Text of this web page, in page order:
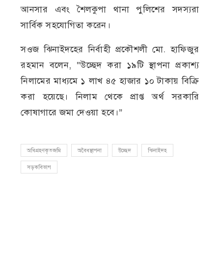
আনসার এবং শৈলকুপা থানা পুলিশের সদস্যরা
সার্বিক সহযোগিতা করেন।
সওজ ঝিনাইদহের নির্বাহী প্রকৌশলী মো. হাফিজুর
রহমান বলেন, “উচ্ছেদ করা ১৯টি স্থাপনা প্রকাশ্য
নিলামের মাধ্যমে ১ লাখ ৪৫ হাজার ১০ টাকায় বিক্রি
করা হয়েছে। নিলাম থেকে প্রাপ্ত অর্থ সরকারি
কোষাগারে জমা দেওয়া হবে।”
অধিগ্রহণকৃতজমি অবৈধস্থাপনা উচ্ছেদ ঝিনাইদহ
সড়কবিভাগ